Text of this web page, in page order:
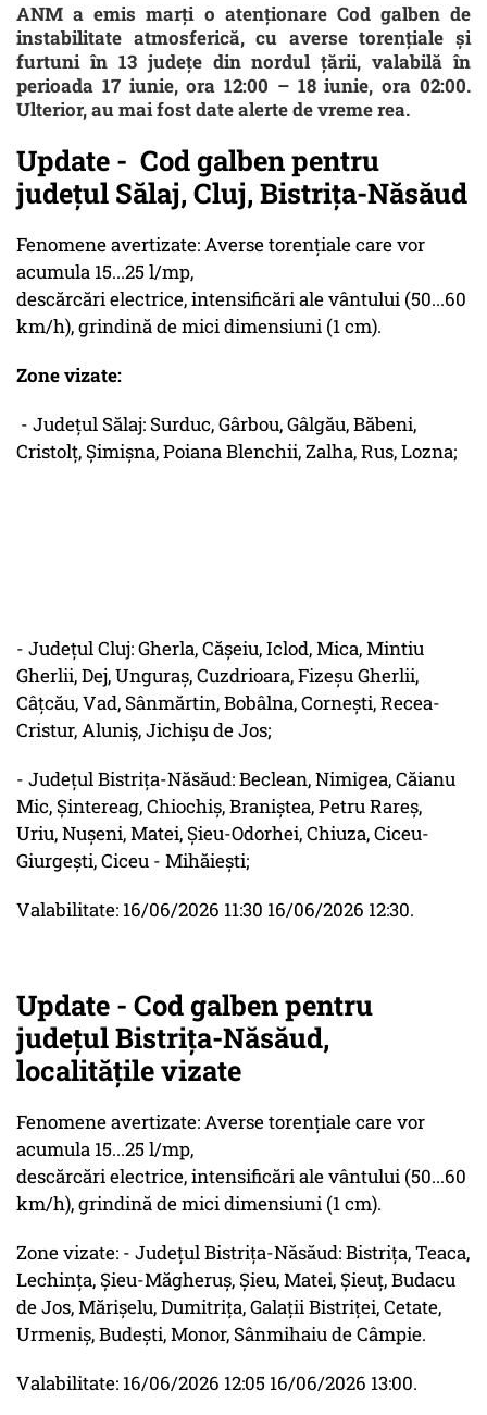
ANM a emis marți o atenționare Cod galben de
instabilitate atmosferică, cu averse torențiale și
furtuni în 13 județe din nordul țării, valabilă în
perioada 17 iunie, ora 12:00 – 18 iunie, ora 02:00.
Ulterior, au mai fost date alerte de vreme rea.
Update - Cod galben pentru
județul Sălaj, Cluj, Bistrița-Năsăud
Fenomene avertizate: Averse torențiale care vor
acumula 15...25 l/mp,
descărcări electrice, intensificări ale vântului (50...60
km/h), grindină de mici dimensiuni (1 cm).
Zone vizate:
- Județul Sălaj: Surduc, Gârbou, Gâlgău, Băbeni,
Cristolț, Șimișna, Poiana Blenchii, Zalha, Rus, Lozna;
- Județul Cluj: Gherla, Cășeiu, Iclod, Mica, Mintiu
Gherlii, Dej, Unguraș, Cuzdrioara, Fizeșu Gherlii,
Câțcău, Vad, Sânmărtin, Bobâlna, Cornești, Recea-
Cristur, Aluniș, Jichișu de Jos;
- Județul Bistriţa-Năsăud: Beclean, Nimigea, Căianu
Mic, Șintereag, Chiochiș, Braniștea, Petru Rareș,
Uriu, Nușeni, Matei, Șieu-Odorhei, Chiuza, Ciceu-
Giurgești, Ciceu - Mihăiești;
Valabilitate: 16/06/2026 11:30 16/06/2026 12:30.
Update - Cod galben pentru
județul Bistriţa-Năsăud,
localitățile vizate
Fenomene avertizate: Averse torențiale care vor
acumula 15...25 l/mp,
descărcări electrice, intensificări ale vântului (50...60
km/h), grindină de mici dimensiuni (1 cm).
Zone vizate: - Județul Bistriţa-Năsăud: Bistrița, Teaca,
Lechința, Șieu-Măgheruș, Șieu, Matei, Șieuț, Budacu
de Jos, Mărișelu, Dumitrița, Galații Bistriței, Cetate,
Urmeniș, Budești, Monor, Sânmihaiu de Câmpie.
Valabilitate: 16/06/2026 12:05 16/06/2026 13:00.